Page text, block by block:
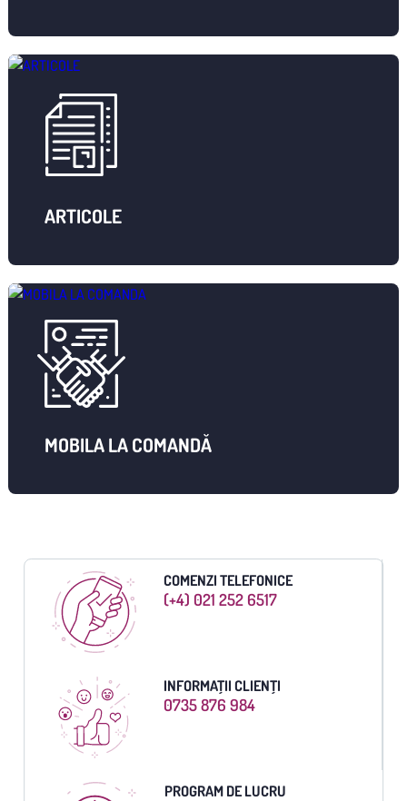
ARTICOLE
MOBILA LA COMANDĂ
COMENZI TELEFONICE
(+4) 021 252 6517
INFORMAȚII CLIENȚI
0735 876 984
PROGRAM DE LUCRU